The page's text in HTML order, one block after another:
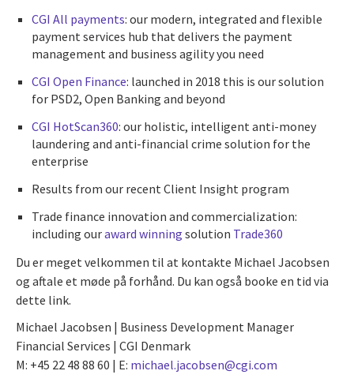
CGI All payments: our modern, integrated and flexible
payment services hub that delivers the payment
management and business agility you need
CGI Open Finance: launched in 2018 this is our solution
for PSD2, Open Banking and beyond
CGI HotScan360: our holistic, intelligent anti-money
laundering and anti-financial crime solution for the
enterprise
Results from our recent Client Insight program
Trade finance innovation and commercialization:
including ouraward winning solution Trade360
Du er meget velkommen til at kontakte Michael Jacobsen
og aftale et møde på forhånd. Du kan også booke en tid via
dette link.
Michael Jacobsen | Business Development Manager
Financial Services | CGI Denmark
M: +45 22 48 88 60 | E: michael.jacobsen@cgi.com